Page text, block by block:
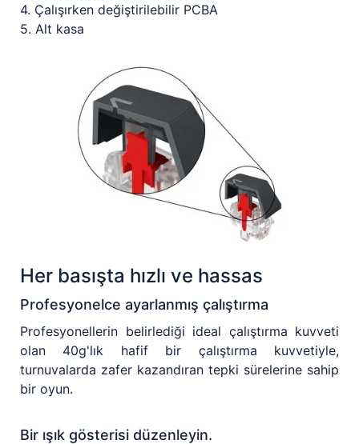
4. Çalışırken değiştirilebilir PCBA
5. Alt kasa
Her basışta hızlı ve hassas
Profesyonelce ayarlanmış çalıştırma
Profesyonellerin belirlediği ideal çalıştırma kuvveti
olan 40g'lık hafif bir çalıştırma kuvvetiyle,
turnuvalarda zafer kazandıran tepki sürelerine sahip
bir oyun.
Bir ışık gösterisi düzenleyin.